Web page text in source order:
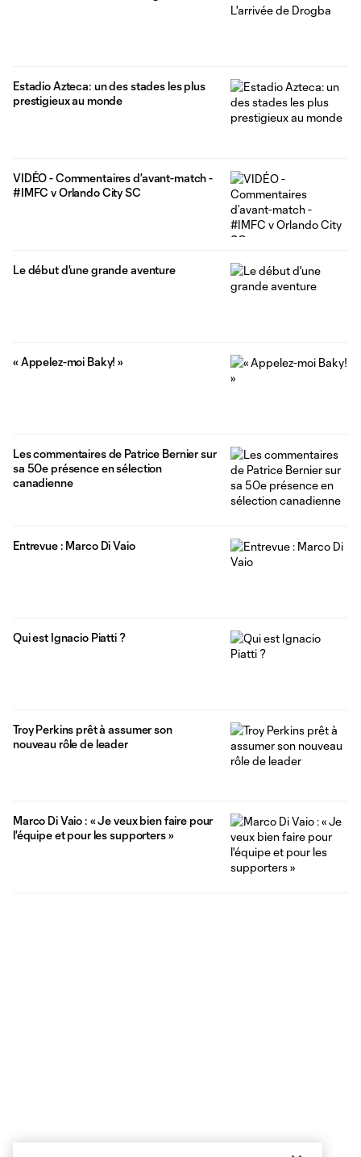
Estadio Azteca: un des stades les plus
prestigieux au monde
VIDÉO - Commentaires d’avant-match -
#IMFC v Orlando City SC
Le début d'une grande aventure
« Appelez-moi Baky! »
Les commentaires de Patrice Bernier sur
sa 50e présence en sélection
canadienne
Entrevue : Marco Di Vaio
Qui est Ignacio Piatti ?
Troy Perkins prêt à assumer son
nouveau rôle de leader
Marco Di Vaio : « Je veux bien faire pour
l'équipe et pour les supporters »